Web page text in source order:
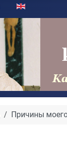
Причины